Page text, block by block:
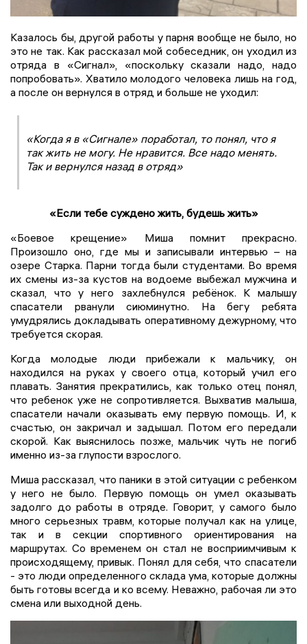
Казалось бы, другой работы у парня вообще не было, но
это не так. Как рассказал мой собеседник, он уходил из
отряда в «Сигнал», «поскольку сказали надо, надо
попробовать». Хватило молодого человека лишь на год,
а после он вернулся в отряд и больше не уходил:
«Когда я в «Сигнале» поработал, то понял, что я
так жить не могу. Не нравится. Все надо менять.
Так и вернулся назад в отряд»
«Если тебе суждено жить, будешь жить»
«Боевое крещение» Миша помнит прекрасно.
Произошло оно, где мы и записывали интервью – на
озере Старка. Парни тогда были студентами. Во время
их смены из-за кустов на водоеме выбежал мужчина и
сказал, что у него захлебнулся ребёнок. К малышу
спасатели рванули сиюминутно. На бегу ребята
умудрялись докладывать оперативному дежурному, что
требуется скорая.
Когда молодые люди прибежали к мальчику, он
находился на руках у своего отца, который учил его
плавать. Занятия прекратились, как только отец понял,
что ребенок уже не сопротивляется. Выхватив малыша,
спасатели начали оказывать ему первую помощь. И, к
счастью, он закричал и задышал. Потом его передали
скорой. Как выяснилось позже, мальчик чуть не погиб
именно из-за глупости взрослого.
Миша рассказал, что паники в этой ситуации с ребенком
у него не было. Первую помощь он умел оказывать
задолго до работы в отряде. Говорит, у самого было
много серьезных травм, которые получал как на улице,
так и в секции спортивного ориентирования на
маршрутах. Со временем он стал не восприимчивым к
происходящему, привык. Понял для себя, что спасатели
- это люди определенного склада ума, которые должны
быть готовы всегда и ко всему. Неважно, рабочая ли это
смена или выходной день.